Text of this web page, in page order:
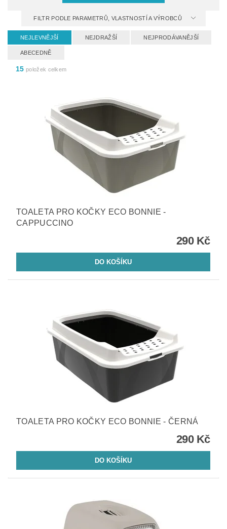
FILTR PODLE PARAMETRŮ, VLASTNOSTÍ A VÝROBCŮ
NEJLEVNĚJŠÍ NEJDRAŽŠÍ NEJPRODÁVANĚJŠÍ
ABECEDNĚ
15 položek celkem
TOALETA PRO KOČKY ECO BONNIE -
CAPPUCCINO
290 Kč
TOALETA PRO KOČKY ECO BONNIE - ČERNÁ
290 Kč